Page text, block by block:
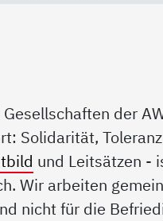
der
Solidarität,
und Leitsätzen -
Wir arbeiten
nicht für die